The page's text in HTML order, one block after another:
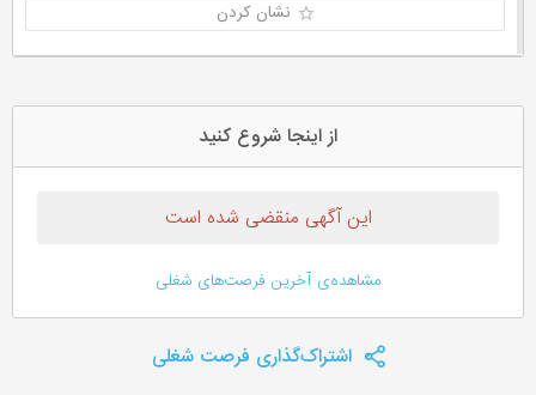
نشان کردن
از اینجا شروع کنید
این آگهی منقضی شده است
مشاهده‌ی آخرین فرصت‌های شغلی
اشتراک‌گذاری فرصت شغلی